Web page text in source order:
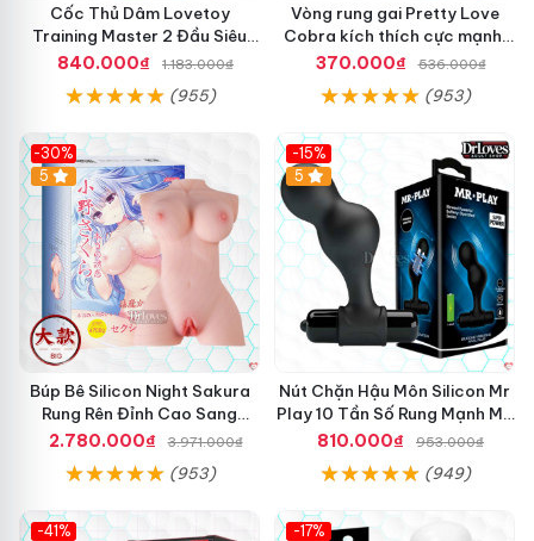
Cốc Thủ Dâm Lovetoy
Training Master 2 Đầu Siêu
Thật Giá Tốt
840.000₫ 1.183.000₫
(955)
Vòng rung gai Pretty Love
Cobra kích thích cực mạnh,
tăng hưng phấn
370.000₫ 536.000₫
(953)
-30%
Hot
5
Búp Bê Silicon Night Sakura
Rung Rên Đỉnh Cao Sang
Trọng
2.780.000₫ 3.971.000₫
(953)
-15%
Hot
5
Nút Chặn Hậu Môn Silicon Mr
Play 10 Tần Số Rung Mạnh Mẽ
Kích Thích
810.000₫ 953.000₫
(949)
-41%
-17%